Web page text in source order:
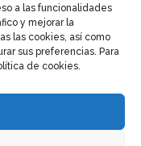
a las funcionalidades
y mejorar la
las cookies, así como
sus preferencias. Para
de cookies.